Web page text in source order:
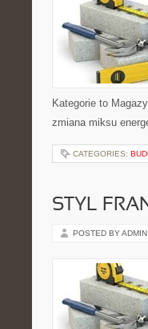
Kategorie to
zmiana miksu
CATEGORIES:
STYL
POSTED BY ADMIN